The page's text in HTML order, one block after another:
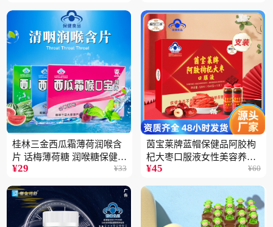
桂林三金西瓜霜薄荷润喉含
片 话梅薄荷糖 润喉糖保健食
品
¥29 ¥33
茵宝莱牌蓝帽保健品阿胶枸
杞大枣口服液女性美容养颜
营养品12支装
¥45 ¥60